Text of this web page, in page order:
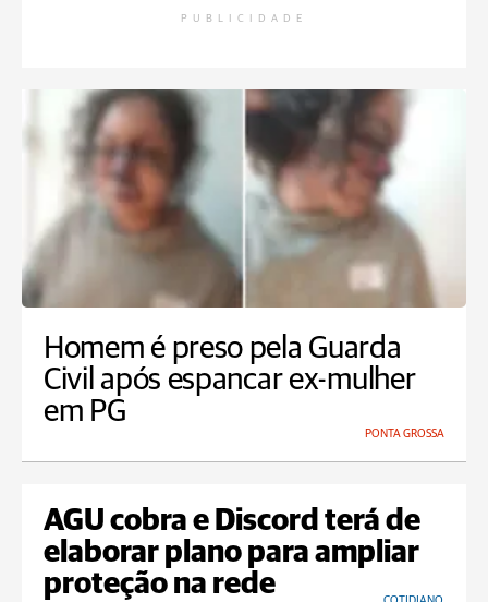
PUBLICIDADE
Homem é preso pela Guarda
Civil após espancar ex-mulher
em PG
PONTA GROSSA
AGU cobra e Discord terá de
elaborar plano para ampliar
proteção na rede